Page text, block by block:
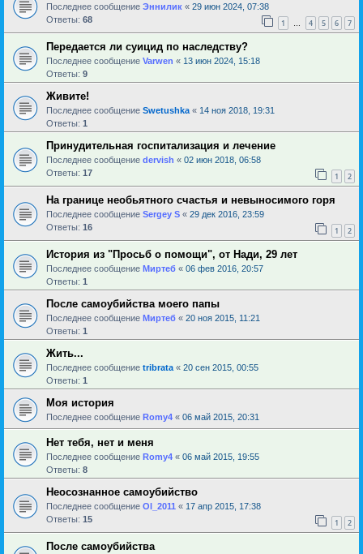
Последнее сообщение Эннилик « 29 июн 2024, 07:38
Ответы: 68 1 … 4 5 6 7
Передается ли суицид по наследству?
Последнее сообщение Varwen « 13 июн 2024, 15:18
Ответы: 9
Живите!
Последнее сообщение Swetushka « 14 ноя 2018, 19:31
Ответы: 1
Принудительная госпитализация и лечение
Последнее сообщение dervish « 02 июн 2018, 06:58
Ответы: 17 1 2
На границе необьятного счастья и невыносимого горя
Последнее сообщение Sergey S « 29 дек 2016, 23:59
Ответы: 16 1 2
История из "Просьб о помощи", от Нади, 29 лет
Последнее сообщение Миртеб « 06 фев 2016, 20:57
Ответы: 1
После самоубийства моего папы
Последнее сообщение Миртеб « 20 ноя 2015, 11:21
Ответы: 1
Жить...
Последнее сообщение tribrata « 20 сен 2015, 00:55
Ответы: 1
Моя история
Последнее сообщение Romy4 « 06 май 2015, 20:31
Нет тебя, нет и меня
Последнее сообщение Romy4 « 06 май 2015, 19:55
Ответы: 8
Неосознанное самоубийство
Последнее сообщение Ol_2011 « 17 апр 2015, 17:38
Ответы: 15 1 2
После самоубийства